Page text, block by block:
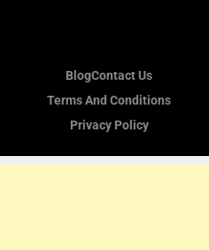
BlogContact Us
Terms And Conditions
Privacy Policy